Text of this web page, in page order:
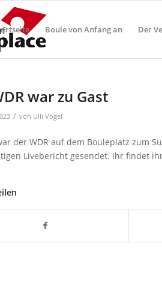
Boule von Anfang an Der
war zu Gast
/ von Ulli Vogel
der WDR auf dem Bouleplatz zum
Livebericht gesendet. Ihr findet